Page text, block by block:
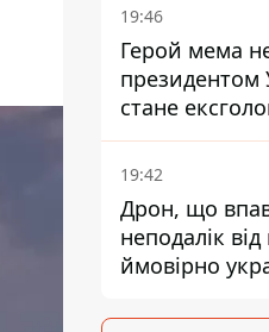
19:46
Герой мема
стане
Суду, якого
Орбан
19:42
Дрон, що впав
неподалік від
ймовірно